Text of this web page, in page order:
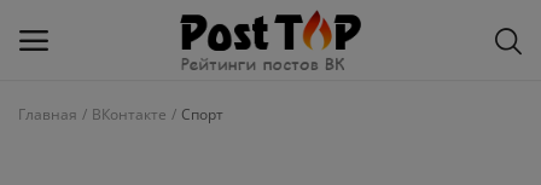
Главная ВКонтакте Спорт